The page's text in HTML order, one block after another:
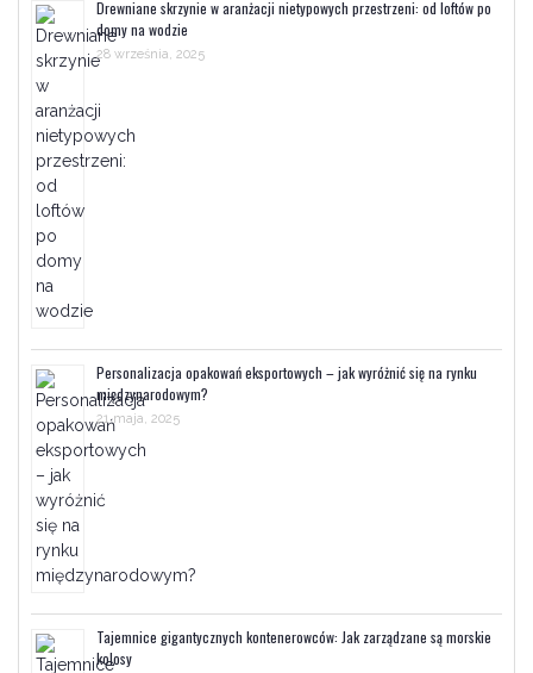
Drewniane skrzynie w aranżacji nietypowych przestrzeni: od loftów po
domy na wodzie
28 września, 2025
Personalizacja opakowań eksportowych – jak wyróżnić się na rynku
międzynarodowym?
21 maja, 2025
Tajemnice gigantycznych kontenerowców: Jak zarządzane są morskie
kolosy